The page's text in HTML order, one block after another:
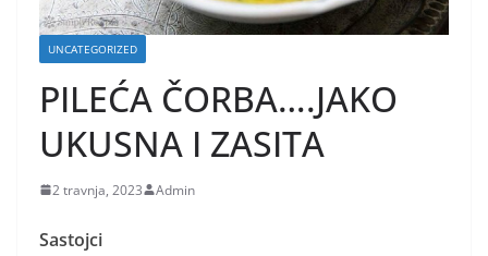
UNCATEGORIZED
PILEĆA ČORBA….JAKO
UKUSNA I ZASITA
2 travnja, 2023 Admin
Sastojci